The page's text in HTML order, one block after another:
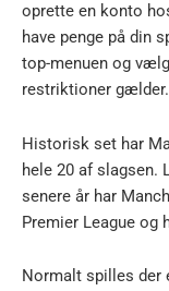
oprette en konto
have penge på din
top-menuen og
restriktioner
Historisk set har
hele 20 af slagsen.
senere år har
Premier League og
Normalt spilles der